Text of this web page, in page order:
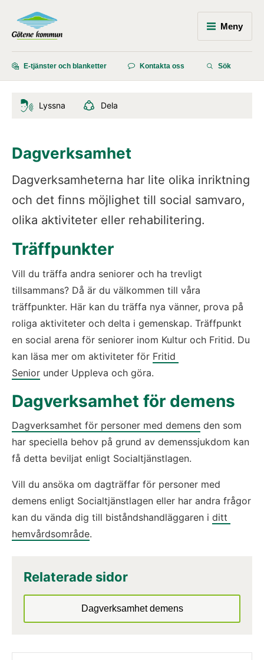
Meny
E-tjänster och blanketter Kontakta oss Sök
Lyssna Dela
Dagverksamhet
Dagverksamheterna har lite olika inriktning
och det finns möjlighet till social samvaro,
olika aktiviteter eller rehabilitering.
Träffpunkter
Vill du träffa andra seniorer och ha trevligt
tillsammans? Då är du välkommen till våra
träffpunkter. Här kan du träffa nya vänner, prova på
roliga aktiviteter och delta i gemenskap. Träffpunkt
en social arena för seniorer inom Kultur och Fritid. Du
kan läsa mer om aktiviteter för Fritid
Senior under Uppleva och göra.
Dagverksamhet för demens
Dagverksamhet för personer med demens den som
har speciella behov på grund av demenssjukdom kan
få detta beviljat enligt Socialtjänstlagen.
Vill du ansöka om dagträffar för personer med
demens enligt Socialtjänstlagen eller har andra frågor
kan du vända dig till biståndshandläggaren i ditt
hemvårdsområde.
Relaterade sidor
Dagverksamhet demens